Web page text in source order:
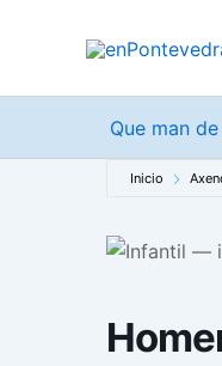
Que man
Inicio